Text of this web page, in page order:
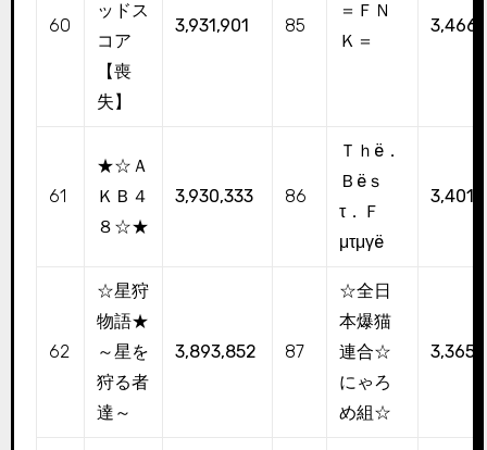
60
ッドス
コア
【喪
失】
3,931,901 85
＝ＦＮ
Ｋ＝
61
★☆Ａ
ＫＢ４
８☆★
3,930,333 86
Ｔｈё．
Ｂёｓ
τ．Ｆ
μτμγё
62
☆星狩
物語★
～星を
狩る者
達～
3,893,852 87
☆全日
本爆猫
連合☆
にゃろ
め組☆